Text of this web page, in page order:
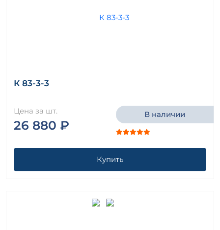
К 83-3-3
Цена за шт.
26 880 ₽
В наличии
Купить